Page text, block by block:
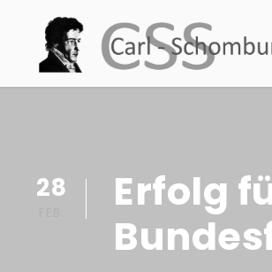
28
Erfolg